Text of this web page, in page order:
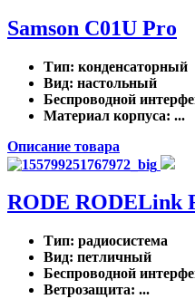
Samson C01U Pro
Тип: конденсаторный
Вид: настольный
Беспроводной
Материал корпуса: ...
Описание товара
RODE RODELink
Тип: радиосистема
Вид: петличный
Беспроводной
Ветрозащита: ...